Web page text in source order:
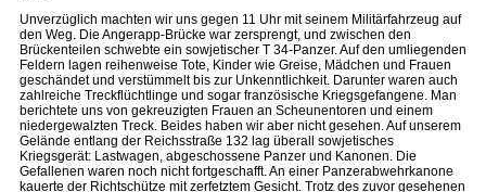
Unverzüglich machten wir uns gegen 11 Uhr mit seinem Militärfahrzeug auf
den Weg. Die Angerapp-Brücke war zersprengt, und zwischen den
Brückenteilen schwebte ein sowjetischer T 34-Panzer. Auf den umliegenden
Feldern lagen reihenweise Tote, Kinder wie Greise, Mädchen und Frauen
geschändet und verstümmelt bis zur Unkenntlichkeit. Darunter waren auch
zahlreiche Treckflüchtlinge und sogar französische Kriegsgefangene. Man
berichtete uns von gekreuzigten Frauen an Scheunentoren und einem
niedergewalzten Treck. Beides haben wir aber nicht gesehen. Auf unserem
Gelände entlang der Reichsstraße 132 lag überall sowjetisches
Kriegsgerät: Lastwagen, abgeschossene Panzer und Kanonen. Die
Gefallenen waren noch nicht fortgeschafft. An einer Panzerabwehrkanone
kauerte der Richtschütze mit zerfetztem Gesicht. Trotz des zuvor gesehenen